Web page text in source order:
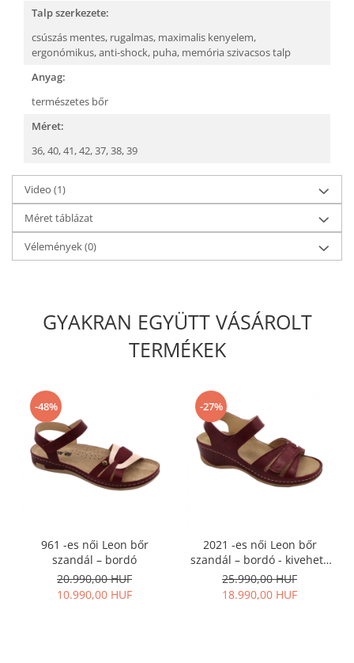
Talp szerkezete:
csúszás mentes, rugalmas, maximalis kenyelem,
ergonómikus,anti-shock, puha, memória szivacsos talp
Anyag:
természetes bőr
Méret:
36,40,41,42,37,38,39
Video (1)
Méret táblázat
Vélemények(0)
GYAKRAN EGYÜTT VÁSÁROLT
TERMÉKEK
-48%
961 -es női Leon bőr
szandál – bordó
20.990,00 HUF
10.990,00 HUF
-27%
2021 -es női Leon bőr
szandál – bordó - kivehető
talpbetéttel
25.990,00 HUF
18.990,00 HUF